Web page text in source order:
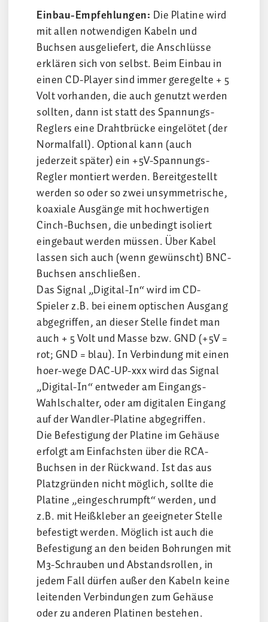
Einbau-Empfehlungen: Die Platine wird
mit allen notwendigen Kabeln und
Buchsen ausgeliefert, die Anschlüsse
erklären sich von selbst. Beim Einbau in
einen CD-Player sind immer geregelte + 5
Volt vorhanden, die auch genutzt werden
sollten, dann ist statt des Spannungs-
Reglers eine Drahtbrücke eingelötet (der
Normalfall). Optional kann (auch
jederzeit später) ein +5V-Spannungs-
Regler montiert werden. Bereitgestellt
werden so oder so zwei unsymmetrische,
koaxiale Ausgänge mit hochwertigen
Cinch-Buchsen, die unbedingt isoliert
eingebaut werden müssen. Über Kabel
lassen sich auch (wenn gewünscht) BNC-
Buchsen anschließen.
Das Signal „Digital-In“ wird im CD-
Spieler z.B. bei einem optischen Ausgang
abgegriffen, an dieser Stelle findet man
auch + 5 Volt und Masse bzw. GND (+5V =
rot; GND = blau). In Verbindung mit einen
hoer-wege DAC-UP-xxx wird das Signal
„Digital-In“ entweder am Eingangs-
Wahlschalter, oder am digitalen Eingang
auf der Wandler-Platine abgegriffen.
Die Befestigung der Platine im Gehäuse
erfolgt am Einfachsten über die RCA-
Buchsen in der Rückwand. Ist das aus
Platzgründen nicht möglich, sollte die
Platine „eingeschrumpft“ werden, und
z.B. mit Heißkleber an geeigneter Stelle
befestigt werden. Möglich ist auch die
Befestigung an den beiden Bohrungen mit
M3-Schrauben und Abstandsrollen, in
jedem Fall dürfen außer den Kabeln keine
leitenden Verbindungen zum Gehäuse
oder zu anderen Platinen bestehen.